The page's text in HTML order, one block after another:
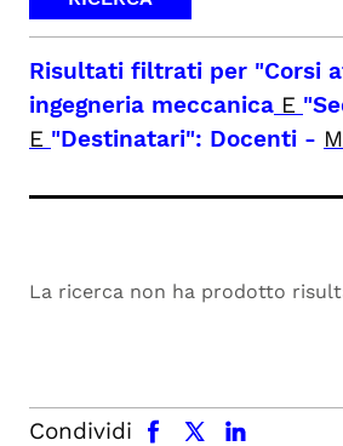
Risultati filtrati per "Corsi
ingegneria meccanica E
E "Destinatari": Docenti -
La ricerca non ha prodotto
Condividi
facebook x.com linkedin